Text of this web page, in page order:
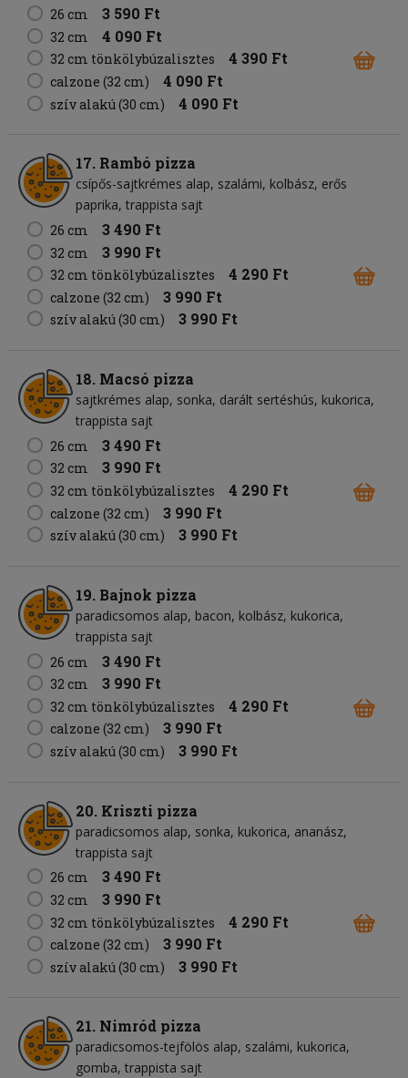
26 cm 3 590 Ft
32 cm 4 090 Ft
32 cm tönkölybúzalisztes 4 390 Ft
calzone (32 cm) 4 090 Ft
szív alakú (30 cm) 4 090 Ft
17. Rambó pizza
csípős-sajtkrémes alap szalámi kolbász erős
paprika trappista sajt
26 cm
3 490 Ft
32 cm 3 990 Ft
32 cm tönkölybúzalisztes 4 290 Ft
calzone (32 cm) 3 990 Ft
szív alakú (30 cm) 3 990 Ft
18. Macsó pizza
sajtkrémes alap sonka darált sertéshús kukorica
trappista sajt
26 cm
3 490 Ft
32 cm 3 990 Ft
32 cm tönkölybúzalisztes 4 290 Ft
calzone (32 cm) 3 990 Ft
szív alakú (30 cm) 3 990 Ft
19. Bajnok pizza
paradicsomos alap bacon kolbász kukorica
trappista sajt
26 cm
3 490 Ft
32 cm 3 990 Ft
32 cm tönkölybúzalisztes 4 290 Ft
calzone (32 cm) 3 990 Ft
szív alakú (30 cm) 3 990 Ft
20. Kriszti pizza
paradicsomos alap sonka kukorica ananász
trappista sajt
26 cm
3 490 Ft
32 cm 3 990 Ft
32 cm tönkölybúzalisztes 4 290 Ft
calzone (32 cm) 3 990 Ft
szív alakú (30 cm) 3 990 Ft
21. Nimród pizza
paradicsomos-tejfölös alap szalámi kukorica
gomba trappista sajt